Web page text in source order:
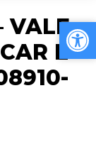
VALE
E